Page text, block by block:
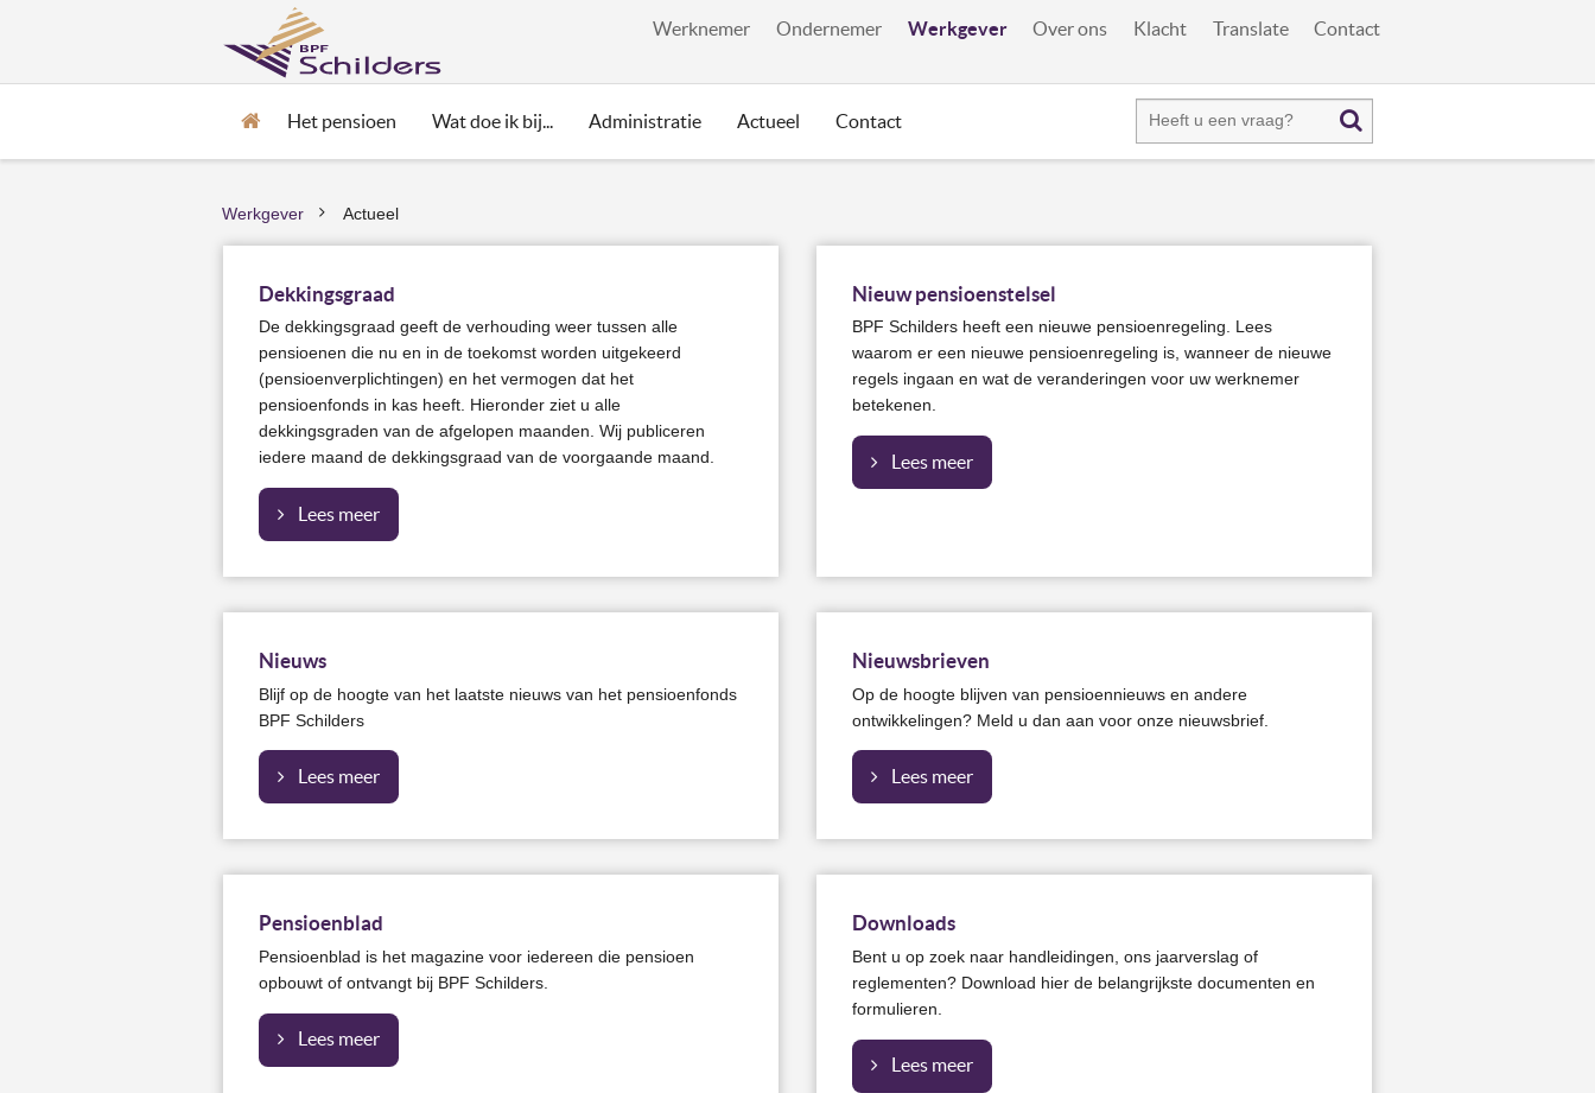
Werknemer Ondernemer Werkgever Over ons Klacht Translate Contact
Het pensioen Wat doe ik bij... Administratie Actueel Contact
Werkgever
Actueel
Dekkingsgraad
De dekkingsgraad geeft de verhouding weer tussen alle
pensioenen die nu en in de toekomst worden uitgekeerd
(pensioenverplichtingen) en het vermogen dat het
pensioenfonds in kas heeft. Hieronder ziet u alle
dekkingsgraden van de afgelopen maanden. Wij publiceren
iedere maand de dekkingsgraad van de voorgaande maand.
Lees meer
Nieuw pensioenstelsel
BPF Schilders heeft een nieuwe pensioenregeling. Lees
waarom er een nieuwe pensioenregeling is, wanneer de nieuwe
regels ingaan en wat de veranderingen voor uw werknemer
betekenen.
Lees meer
Nieuws
Blijf op de hoogte van het laatste nieuws van het pensioenfonds
BPF Schilders
Lees meer
Nieuwsbrieven
Op de hoogte blijven van pensioennieuws en andere
ontwikkelingen? Meld u dan aan voor onze nieuwsbrief.
Lees meer
Pensioenblad
​Pensioenblad is het magazine voor iedereen die pensioen
opbouwt of ontvangt bij BPF Schilders.
Lees meer
Downloads
Bent u op zoek naar handleidingen, ons jaarverslag of
reglementen? Download hier de belangrijkste documenten en
formulieren.
Lees meer